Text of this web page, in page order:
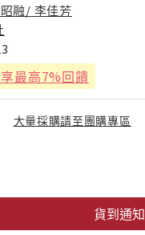
融/ 李佳芳
享最高7%回饋
大量採購請至團購專區
貨到通知